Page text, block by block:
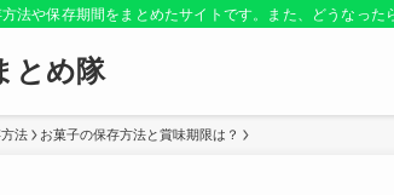
法や保存期間をまとめたサイトです。また、どうなっ
とめ隊
法 お菓子の保存方法と賞味期限は？